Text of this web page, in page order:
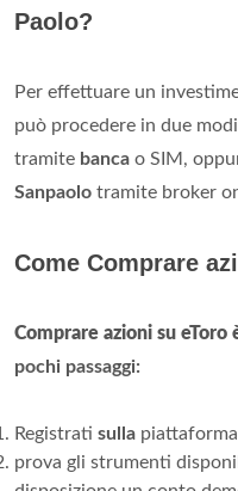
Paolo?
Per effettuare un
può procedere in due
tramite banca o SIM,
Sanpaolo tramite broker
Come Comprare
Comprare azioni su eToro
pochi passaggi:
Registrati sulla
prova gli strumenti